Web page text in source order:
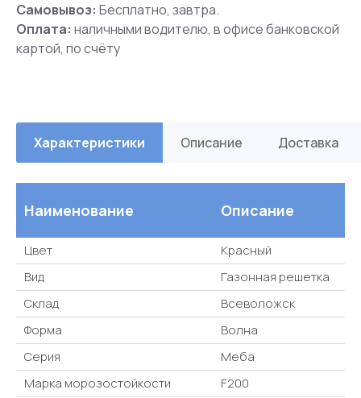
Самовывоз: Бесплатно, завтра.
Оплата: наличными водителю, в офисе банковской
картой, по счёту
Характеристики Описание Доставка
Наименование Описание
Цвет
Красный
Вид
Газонная решетка
Склад
Всеволожск
Форма
Волна
Серия
Меба
Марка морозостойкости
F200